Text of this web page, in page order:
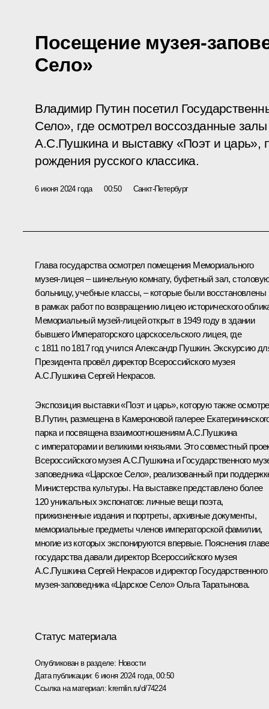
Посещение музея-
Село»
Владимир Путин посетил
Село», где осмотрел воссозданные
А.С.Пушкина и выставку «Поэт и царь»,
рождения русского классика.
6 июня 2024 года 00:50 Санкт-Петербург
Глава государства осмотрел помещения Мемориального
музея-лицея – шинельную комнату, буфетный зал,
больницу, учебные классы, – которые были восстановлены
в рамках работ по возвращению лицею исторического
Мемориальный музей-лицей открыт в 1949 году в здании
бывшего Императорского царскосельского лицея, где
с 1811 по 1817 год учился Александр Пушкин. Экскурсию
Президента провёл директор Всероссийского музея
А.С.Пушкина Сергей Некрасов.
Экспозиция выставки «Поэт и царь», которую также
В.Путин, размещена в Камероновой галерее
парка и посвящена взаимоотношениям А.С.Пушкина
с императорами и великими князьями. Это совместный
Всероссийского музея А.С.Пушкина и Государственного
заповедника «Царское Село», реализованный при
Министерства культуры. На выставке представлено более
120 уникальных экспонатов: личные вещи поэта,
прижизненные издания и портреты, архивные документы,
мемориальные предметы членов императорской фамилии,
многие из которых экспонируются впервые. Пояснения главе
государства давали директор Всероссийского музея
А.С.Пушкина Сергей Некрасов и директор Государственного
музея-заповедника «Царское Село» Ольга Таратынова.
Статус материала
Опубликован в разделе: Новости
Дата публикации:6 июня 2024 года, 00:50
Ссылка на материал: kremlin.ru/d/74224